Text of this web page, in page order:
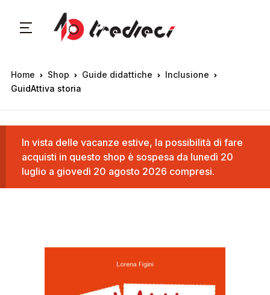
Home Shop Guide didattiche
Inclusione
GuidAttiva storia
In vista delle vacanze estive, la possibilità di fare
acquisti in questo shop è sospesa da lunedì 20
luglio a giovedì 20 agosto 2026 compresi.